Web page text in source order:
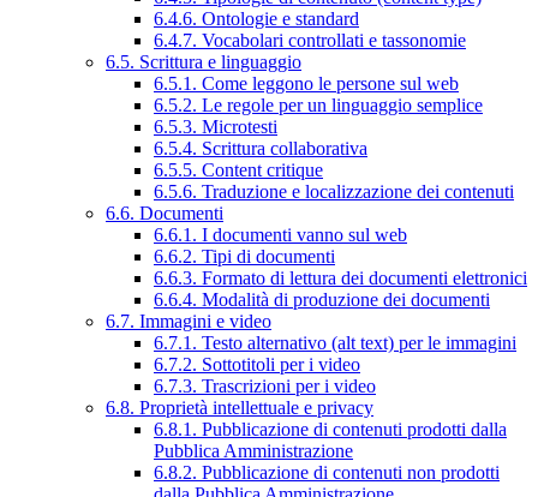
6.4.6. Ontologie e standard
6.4.7. Vocabolari controllati e tassonomie
6.5. Scrittura e linguaggio
6.5.1. Come leggono le persone sul web
6.5.2. Le regole per un linguaggio semplice
6.5.3. Microtesti
6.5.4. Scrittura collaborativa
6.5.5. Content critique
6.5.6. Traduzione e localizzazione dei contenuti
6.6. Documenti
6.6.1. I documenti vanno sul web
6.6.2. Tipi di documenti
6.6.3. Formato di lettura dei documenti elettronici
6.6.4. Modalità di produzione dei documenti
6.7. Immagini e video
6.7.1. Testo alternativo (alt text) per le immagini
6.7.2. Sottotitoli per i video
6.7.3. Trascrizioni per i video
6.8. Proprietà intellettuale e privacy
6.8.1. Pubblicazione di contenuti prodotti dalla
Pubblica Amministrazione
6.8.2. Pubblicazione di contenuti non prodotti